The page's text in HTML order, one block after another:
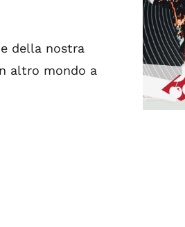
della nostra
altro mondo a